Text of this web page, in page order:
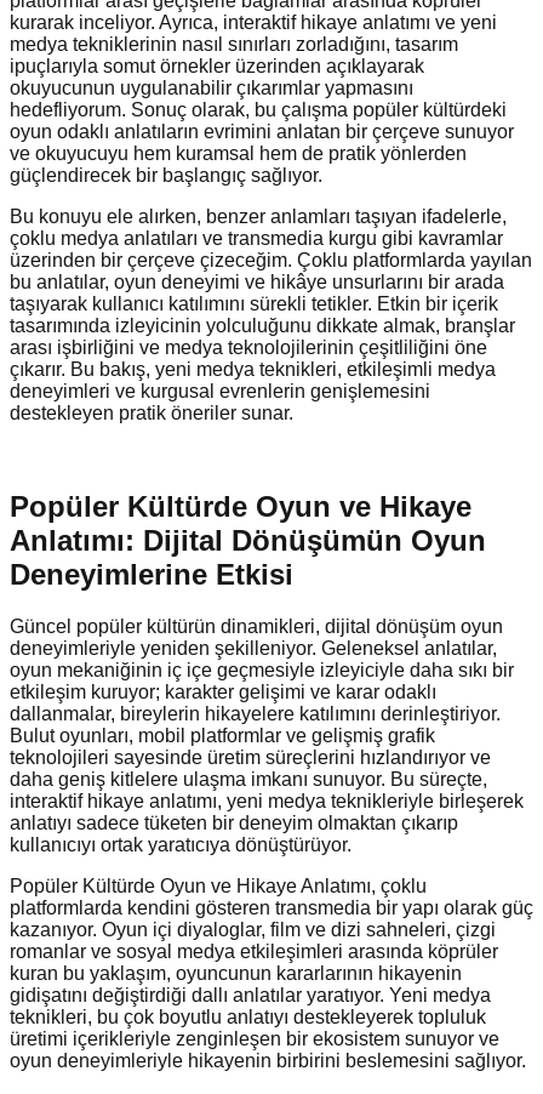
kurarak inceliyor. Ayrıca, interaktif hikaye anlatımı ve yeni
medya tekniklerinin nasıl sınırları zorladığını, tasarım
ipuçlarıyla somut örnekler üzerinden açıklayarak
okuyucunun uygulanabilir çıkarımlar yapmasını
hedefliyorum. Sonuç olarak, bu çalışma popüler kültürdeki
oyun odaklı anlatıların evrimini anlatan bir çerçeve sunuyor
ve okuyucuyu hem kuramsal hem de pratik yönlerden
güçlendirecek bir başlangıç sağlıyor.
Bu konuyu ele alırken, benzer anlamları taşıyan ifadelerle,
çoklu medya anlatıları ve transmedia kurgu gibi kavramlar
üzerinden bir çerçeve çizeceğim. Çoklu platformlarda yayılan
bu anlatılar, oyun deneyimi ve hikâye unsurlarını bir arada
taşıyarak kullanıcı katılımını sürekli tetikler. Etkin bir içerik
tasarımında izleyicinin yolculuğunu dikkate almak, branşlar
arası işbirliğini ve medya teknolojilerinin çeşitliliğini öne
çıkarır. Bu bakış, yeni medya teknikleri, etkileşimli medya
deneyimleri ve kurgusal evrenlerin genişlemesini
destekleyen pratik öneriler sunar.
Popüler Kültürde Oyun ve Hikaye
Anlatımı: Dijital Dönüşümün Oyun
Deneyimlerine Etkisi
Güncel popüler kültürün dinamikleri, dijital dönüşüm oyun
deneyimleriyle yeniden şekilleniyor. Geleneksel anlatılar,
oyun mekaniğinin iç içe geçmesiyle izleyiciyle daha sıkı bir
etkileşim kuruyor; karakter gelişimi ve karar odaklı
dallanmalar, bireylerin hikayelere katılımını derinleştiriyor.
Bulut oyunları, mobil platformlar ve gelişmiş grafik
teknolojileri sayesinde üretim süreçlerini hızlandırıyor ve
daha geniş kitlelere ulaşma imkanı sunuyor. Bu süreçte,
interaktif hikaye anlatımı, yeni medya teknikleriyle birleşerek
anlatıyı sadece tüketen bir deneyim olmaktan çıkarıp
kullanıcıyı ortak yaratıcıya dönüştürüyor.
Popüler Kültürde Oyun ve Hikaye Anlatımı, çoklu
platformlarda kendini gösteren transmedia bir yapı olarak güç
kazanıyor. Oyun içi diyaloglar, film ve dizi sahneleri, çizgi
romanlar ve sosyal medya etkileşimleri arasında köprüler
kuran bu yaklaşım, oyuncunun kararlarının hikayenin
gidişatını değiştirdiği dallı anlatılar yaratıyor. Yeni medya
teknikleri, bu çok boyutlu anlatıyı destekleyerek topluluk
üretimi içerikleriyle zenginleşen bir ekosistem sunuyor ve
oyun deneyimleriyle hikayenin birbirini beslemesini sağlıyor.